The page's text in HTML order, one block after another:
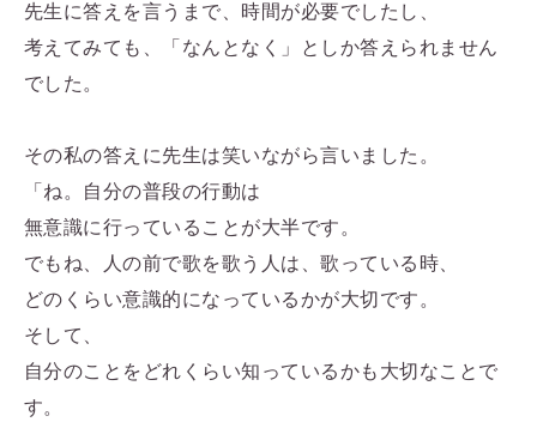
先生に答えを言うまで、時間が必要でしたし、
考えてみても、「なんとなく」としか答えられません
でした。
その私の答えに先生は笑いながら言いました。
「ね。自分の普段の行動は
無意識に行っていることが大半です。
でもね、人の前で歌を歌う人は、歌っている時、
どのくらい意識的になっているかが大切です。
そして、
自分のことをどれくらい知っているかも大切なことで
す。